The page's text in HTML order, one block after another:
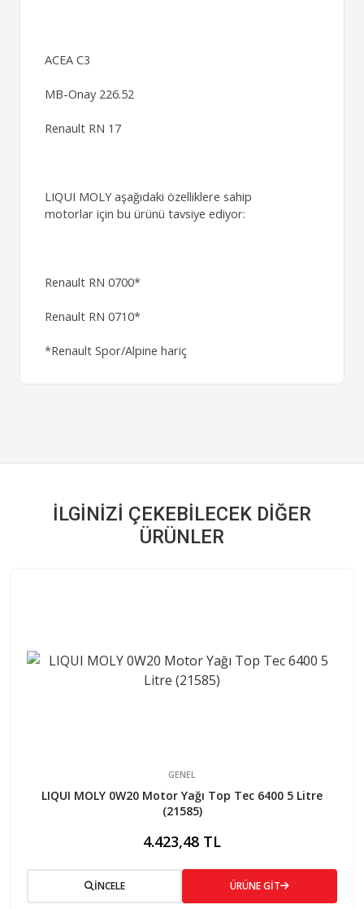
ACEA C3
MB-Onay 226.52
Renault RN 17
LIQUI MOLY aşağıdaki özelliklere sahip
motorlar için bu ürünü tavsiye ediyor:
Renault RN 0700*
Renault RN 0710*
*Renault Spor/Alpine hariç
İLGINIZI ÇEKEBILECEK DIĞER
ÜRÜNLER
GENEL
LIQUI MOLY 0W20 Motor Yağı Top Tec 6400 5 Litre
(21585)
4.423,48 TL
İNCELE ÜRÜNE GİT